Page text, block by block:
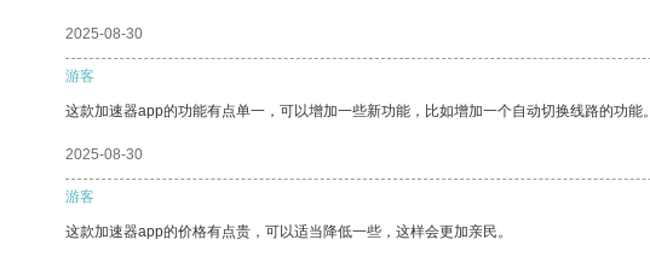
2025-08-30
游客
这款加速器app的功能有点单一，可以增加一些新功能，比如增加一个自动切换线路的功能。
2025-08-30
游客
这款加速器app的价格有点贵，可以适当降低一些，这样会更加亲民。